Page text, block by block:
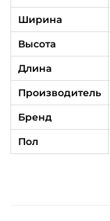
a
r
t
ч
е
р
а
Ширина
Высота
Длина
Производитель
Бренд
Пол